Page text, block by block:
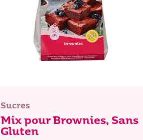
Sucres
Mix pour Brownies, Sans
Gluten